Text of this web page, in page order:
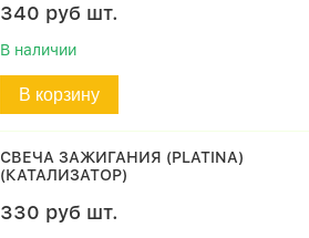
340 руб шт.
В наличии
В корзину
СВЕЧА ЗАЖИГАНИЯ (PLATINA)
(КАТАЛИЗАТОР)
330 руб шт.